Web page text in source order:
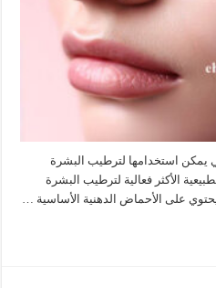
مغلقة
يمكن استخدامها لترطيب البشرة
الأكثر فعالية لترطيب البشرة
على الأحماض الدهنية الأساسية …